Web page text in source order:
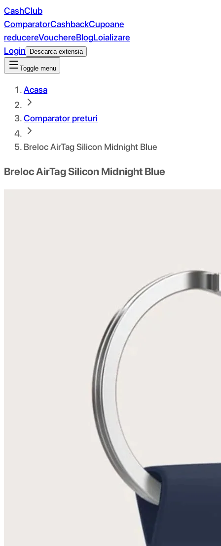
CashClub
ComparatorCashbackCupoane
reducereVouchereBlogLoializare
Login
Descarca extensia
Toggle menu
Acasa
Comparator preturi
Breloc AirTag Silicon Midnight Blue
Breloc AirTag Silicon Midnight Blue